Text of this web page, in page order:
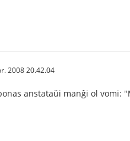
2008 20.42.04
anstataŭi manĝi ol vomi: